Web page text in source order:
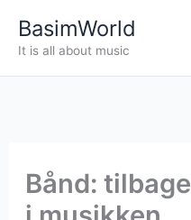
BasimWorld
It is all about music
Bånd: